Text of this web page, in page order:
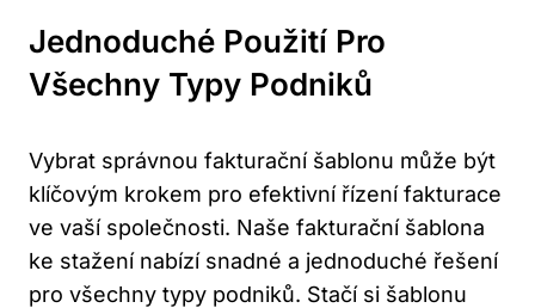
Jednoduché Použití Pro
Všechny Typy Podniků
Vybrat správnou ‍fakturační šablonu může být
klíčovým krokem pro efektivní řízení fakturace⁣
ve‌ vaší společnosti. Naše fakturační šablona
ke stažení nabízí snadné a jednoduché řešení
‌pro všechny typy ⁢podniků. Stačí si ‌šablonu